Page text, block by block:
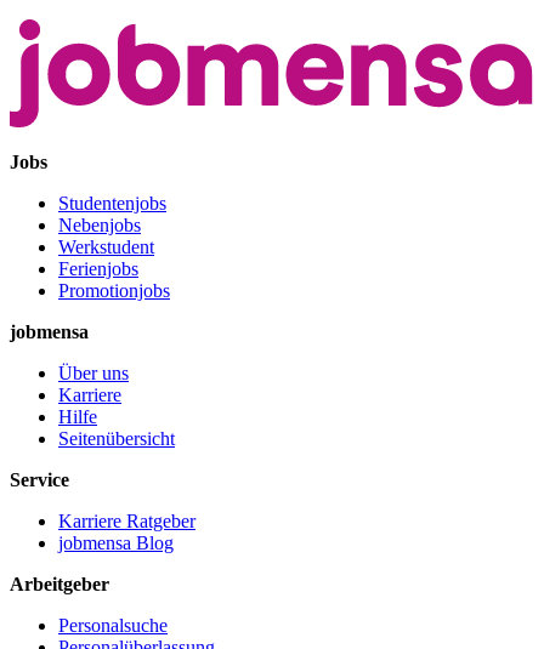
Jobs
Studentenjobs
Nebenjobs
Werkstudent
Ferienjobs
Promotionjobs
jobmensa
Über uns
Karriere
Hilfe
Seitenübersicht
Service
Karriere Ratgeber
jobmensa Blog
Arbeitgeber
Personalsuche